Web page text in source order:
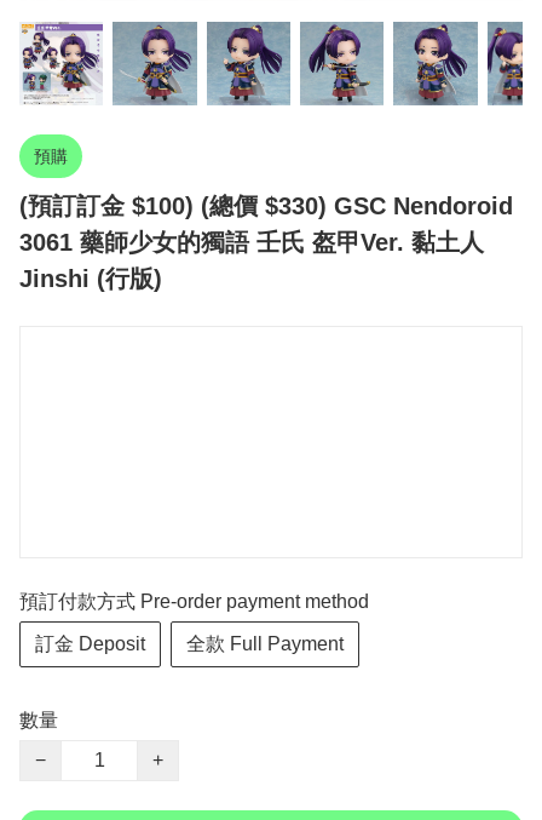
預購
(預訂訂金 $100) (總價 $330) GSC Nendoroid
3061 藥師少女的獨語 壬氏 盔甲Ver. 黏土人
Jinshi (行版)
預訂付款方式 Pre-order payment method
訂金 Deposit 全款 Full Payment
數量
−
+